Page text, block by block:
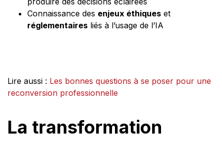
Connaissance des enjeux éthiques et
réglementaires liés à l’usage de l’IA
Lire aussi : Les bonnes questions à se poser pour une
reconversion professionnelle
La transformation